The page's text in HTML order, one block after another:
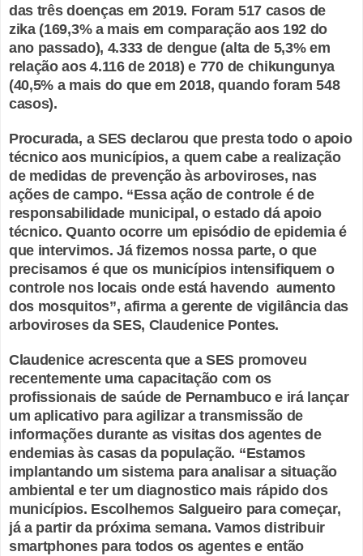
das três doenças em 2019. Foram 517 casos de
zika (169,3% a mais em comparação aos 192 do
ano passado), 4.333 de dengue (alta de 5,3% em
relação aos 4.116 de 2018) e 770 de chikungunya
(40,5% a mais do que em 2018, quando foram 548
casos).
Procurada, a SES declarou que presta todo o apoio
técnico aos municípios, a quem cabe a realização
de medidas de prevenção às arboviroses, nas
ações de campo. “Essa ação de controle é de
responsabilidade municipal, o estado dá apoio
técnico. Quanto ocorre um episódio de epidemia é
que intervimos. Já fizemos nossa parte, o que
precisamos é que os municípios intensifiquem o
controle nos locais onde está havendo aumento
dos mosquitos”, afirma a gerente de vigilância das
arboviroses da SES, Claudenice Pontes.
Claudenice acrescenta que a SES promoveu
recentemente uma capacitação com os
profissionais de saúde de Pernambuco e irá lançar
um aplicativo para agilizar a transmissão de
informações durante as visitas dos agentes de
endemias às casas da população. “Estamos
implantando um sistema para analisar a situação
ambiental e ter um diagnostico mais rápido dos
municípios. Escolhemos Salgueiro para começar,
já a partir da próxima semana. Vamos distribuir
smartphones para todos os agentes e então